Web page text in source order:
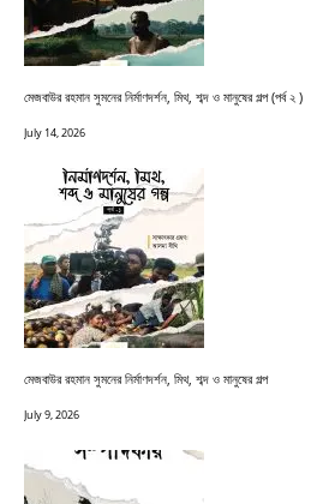
মেজবাউর রহমান সুমনের নির্মাণদর্শন, মিথ, শব্দ ও মানুষের গল্প (পর্ব ২ )
July 14, 2026
মেজবাউর রহমান সুমনের নির্মাণদর্শন, মিথ, শব্দ ও মানুষের গল্প
July 9, 2026